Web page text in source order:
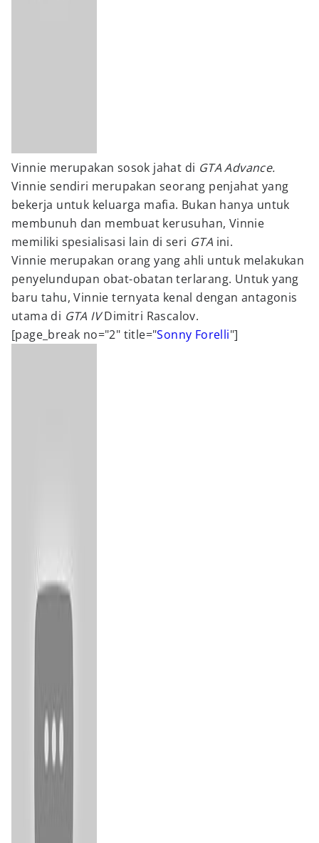
Vinnie merupakan sosok jahat di GTA Advance.
Vinnie sendiri merupakan seorang penjahat yang
bekerja untuk keluarga mafia. Bukan hanya untuk
membunuh dan membuat kerusuhan, Vinnie
memiliki spesialisasi lain di seri GTA ini.
Vinnie merupakan orang yang ahli untuk melakukan
penyelundupan obat-obatan terlarang. Untuk yang
baru tahu, Vinnie ternyata kenal dengan antagonis
utama di GTA IVDimitri Rascalov.
[page_break no="2" title="Sonny Forelli"]